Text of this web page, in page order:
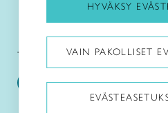
Käsityö- ja
Taito Pirkanmaa:
HYVÄKSY
VAIN PAKOLLISET